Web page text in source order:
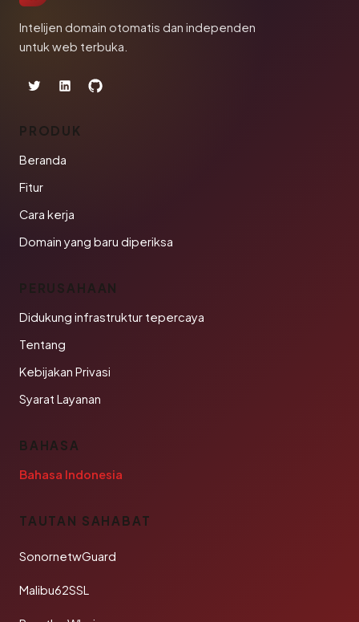
Intelijen domain otomatis dan independen
untuk web terbuka.
PRODUK
Beranda
Fitur
Cara kerja
Domain yang baru diperiksa
PERUSAHAAN
Didukung infrastruktur tepercaya
Tentang
Kebijakan Privasi
Syarat Layanan
BAHASA
Bahasa Indonesia
TAUTAN SAHABAT
SonornetwGuard
Malibu62SSL